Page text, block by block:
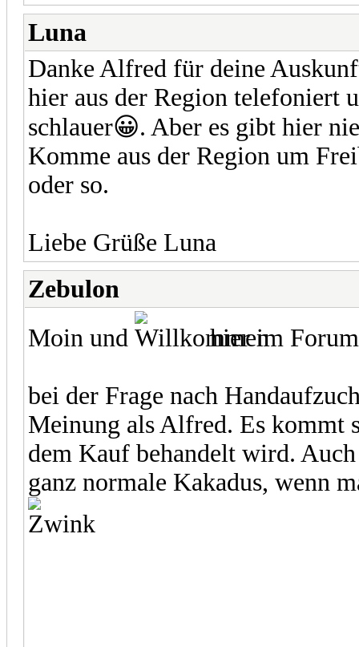
Luna
Danke Alfred für deine
hier aus der Region telefoniert
schlauer😀. Aber es gibt hier
Komme aus der Region um
oder so.
Liebe Grüße Luna
Zebulon
Moin und
hier im
bei der Frage nach
Meinung als Alfred. Es kommt
dem Kauf behandelt wird.
ganz normale Kakadus, wenn